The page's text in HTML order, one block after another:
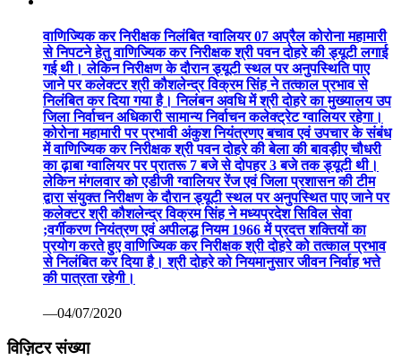
वाणिज्यिक कर निरीक्षक निलंबित ग्वालियर 07 अप्रैल कोरोना महामारी
से निपटने हेतु वाणिज्यिक कर निरीक्षक श्री पवन दोहरे की ड्यूटी लगाई
गई थी। लेकिन निरीक्षण के दौरान ड्यूटी स्थल पर अनुपस्थिति पाए
जाने पर कलेक्टर श्री कौशलेन्द्र विक्रम सिंह ने तत्काल प्रभाव से
निलंबित कर दिया गया है। निलंबन अवधि में श्री दोहरे का मुख्यालय उप
जिला निर्वाचन अधिकारी सामान्य निर्वाचन कलेक्ट्रेट ग्वालियर रहेगा।
कोरोना महामारी पर प्रभावी अंकुश नियंत्रणए बचाव एवं उपचार के संबंध
में वाणिज्यिक कर निरीक्षक श्री पवन दोहरे की बेला की बावड़ीए चौधरी
का ढ़ाबा ग्वालियर पर प्रातरू 7 बजे से दोपहर 3 बजे तक ड्यूटी थी।
लेकिन मंगलवार को एडीजी ग्वालियर रेंज एवं जिला प्रशासन की टीम
द्वारा संयुक्त निरीक्षण के दौरान ड्यूटी स्थल पर अनुपस्थित पाए जाने पर
कलेक्टर श्री कौशलेन्द्र विक्रम सिंह ने मध्यप्रदेश सिविल सेवा
;वर्गीकरण नियंत्रण एवं अपीलद्ध नियम 1966 में प्रदत्त शक्तियों का
प्रयोग करते हुए वाणिज्यिक कर निरीक्षक श्री दोहरे को तत्काल प्रभाव
से निलंबित कर दिया है। श्री दोहरे को नियमानुसार जीवन निर्वाह भत्ते
की पात्रता रहेगी।
—04/07/2020
विज़िटर संख्या